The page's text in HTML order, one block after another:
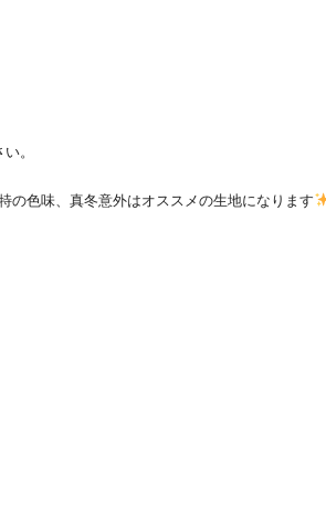
。
の色味、真冬意外はオススメの生地になります